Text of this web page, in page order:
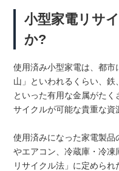
小型家電リサ
か?
使用済み小型家電は、都
山」といわれるくらい、
といった有用な金属がた
サイクルが可能な貴重な資
使用済みになった家電製
やエアコン、冷蔵庫・冷
リサイクル法」に定められ